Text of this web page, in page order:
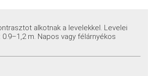
alkotnak a levelekkel. Levelei
m. Napos vagy félárnyékos